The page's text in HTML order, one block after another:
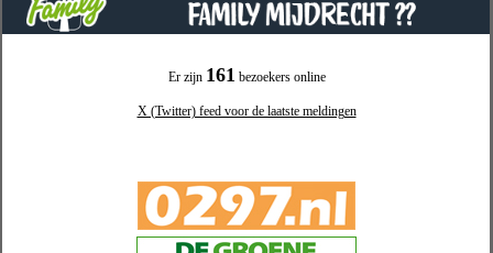
Er zijn 161 bezoekers online
X (Twitter) feed voor de laatste meldingen